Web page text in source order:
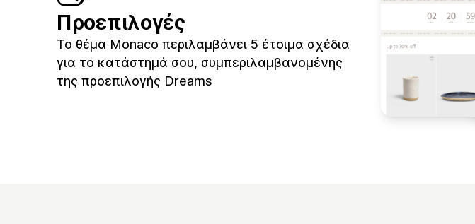
Προεπιλογές
Το θέμα Monaco περιλαμβάνει 5 έτοιμα σχέδια
για το κατάστημά σου, συμπεριλαμβανομένης
της προεπιλογής Dreams